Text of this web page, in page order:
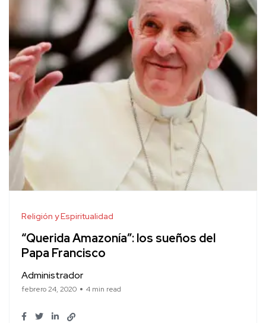
Religión y Espiritualidad
“Querida Amazonía”: los sueños del
Papa Francisco
Administrador
febrero 24, 2020 4 min read